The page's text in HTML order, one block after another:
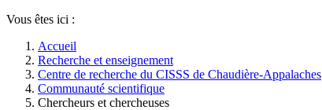
Vous êtes ici :
Accueil
Recherche et enseignement
Centre de recherche du CISSS de Chaudière-Appalaches
Communauté scientifique
Chercheurs et chercheuses